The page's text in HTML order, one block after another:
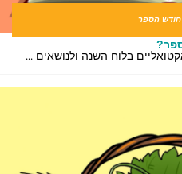
הספר
בלוח השנה ולנושאים ...